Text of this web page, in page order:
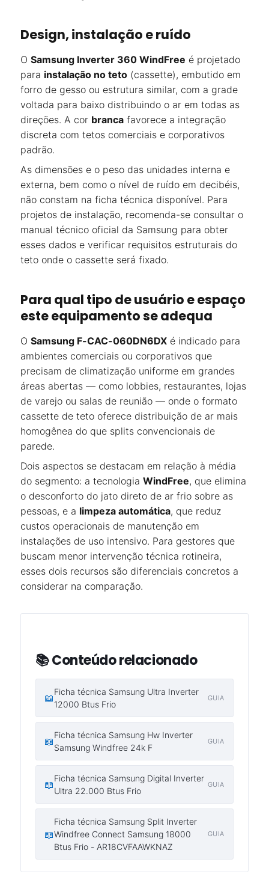
Design, instalação e ruído
O Samsung Inverter 360 WindFree é projetado
para instalação no teto (cassette), embutido em
forro de gesso ou estrutura similar, com a grade
voltada para baixo distribuindo o ar em todas as
direções. A cor branca favorece a integração
discreta com tetos comerciais e corporativos
padrão.
As dimensões e o peso das unidades interna e
externa, bem como o nível de ruído em decibéis,
não constam na ficha técnica disponível. Para
projetos de instalação, recomenda-se consultar o
manual técnico oficial da Samsung para obter
esses dados e verificar requisitos estruturais do
teto onde o cassette será fixado.
Para qual tipo de usuário e espaço
este equipamento se adequa
O Samsung F-CAC-060DN6DX é indicado para
ambientes comerciais ou corporativos que
precisam de climatização uniforme em grandes
áreas abertas — como lobbies, restaurantes, lojas
de varejo ou salas de reunião — onde o formato
cassette de teto oferece distribuição de ar mais
homogênea do que splits convencionais de
parede.
Dois aspectos se destacam em relação à média
do segmento: a tecnologia WindFree, que elimina
o desconforto do jato direto de ar frio sobre as
pessoas, e a limpeza automática, que reduz
custos operacionais de manutenção em
instalações de uso intensivo. Para gestores que
buscam menor intervenção técnica rotineira,
esses dois recursos são diferenciais concretos a
considerar na comparação.
📚 Conteúdo relacionado
📖
Ficha técnica Samsung Ultra Inverter
12000 Btus Frio
GUIA
📖
Ficha técnica Samsung Hw Inverter
Samsung Windfree 24k F
GUIA
📖
Ficha técnica Samsung Digital Inverter
Ultra 22.000 Btus Frio
GUIA
📖
Ficha técnica Samsung Split Inverter
Windfree Connect Samsung 18000
Btus Frio - AR18CVFAAWKNAZ
GUIA